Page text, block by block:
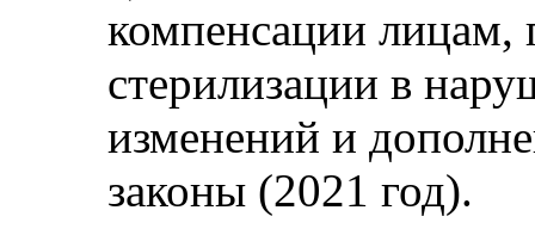
компенсации лицам,
стерилизации в
изменений и
законы (2021 год).